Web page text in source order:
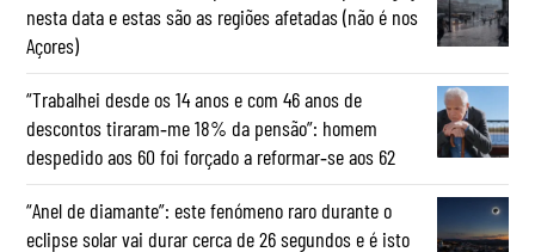
nesta data e estas são as regiões afetadas (não é nos
Açores)
“Trabalhei desde os 14 anos e com 46 anos de
descontos tiraram‑me 18% da pensão”: homem
despedido aos 60 foi forçado a reformar‑se aos 62
“Anel de diamante”: este fenómeno raro durante o
eclipse solar vai durar cerca de 26 segundos e é isto